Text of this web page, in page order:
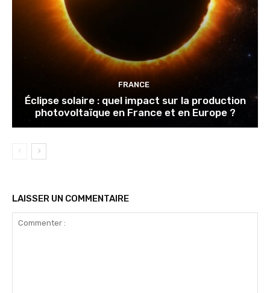
FRANCE
Éclipse solaire : quel impact sur la production
photovoltaïque en France et en Europe ?
LAISSER UN COMMENTAIRE